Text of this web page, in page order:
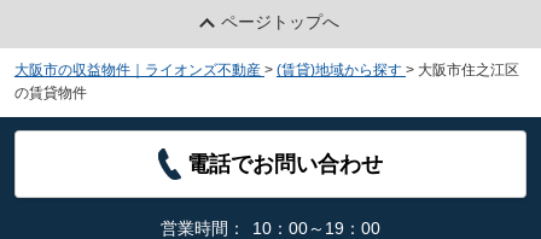
ページトップへ
大阪市の収益物件｜ライオンズ不動産 > (賃貸)地域から探す > 大阪市住之江区
の賃貸物件
電話でお問い合わせ
営業時間：
10：00～19：00